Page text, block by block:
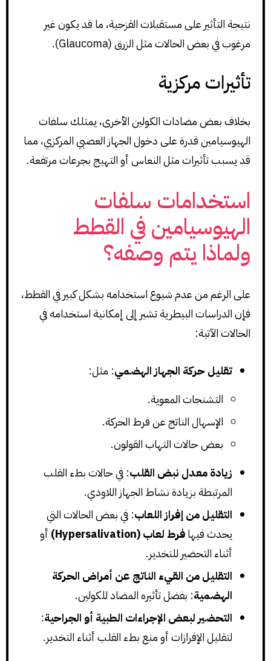
نتيجة التأثير على مستقبلات القزحية، ما قد يكون غير
مرغوب في بعض الحالات مثل الزرق (Glaucoma).
تأثيرات مركزية
بخلاف بعض مضادات الكولين الأخرى، يمتلك سلفات
الهيوسيامين قدرة على دخول الجهاز العصبي المركزي، مما
قد يسبب تأثيرات مثل النعاس أو التهيج بجرعات مرتفعة.
استخدامات سلفات
الهيوسيامين في القطط
ولماذا يتم وصفه؟
على الرغم من عدم شيوع استخدامه بشكل كبير في القطط،
فإن الدراسات البيطرية تشير إلى إمكانية استخدامه في
الحالات الآتية:
تقليل حركة الجهاز الهضمي: مثل:
التشنجات المعوية.
الإسهال الناتج عن فرط الحركة.
بعض حالات التهاب القولون.
زيادة معدل نبض القلب: في حالات بطء القلب
المرتبطة بزيادة نشاط الجهاز اللاودي.
التقليل من إفراز اللعاب: في بعض الحالات التي
يحدث فيهافرط لعاب (Hypersalivation)
أو
أثناء التحضير للتخدير.
التقليل من القيء الناتج عن أمراض الحركة
الهضمية: بفضل تأثيره المضاد للكولين.
التحضير لبعض الإجراءات الطبية أو الجراحية:
لتقليل الإفرازات أو منع بطء القلب أثناء التخدير.